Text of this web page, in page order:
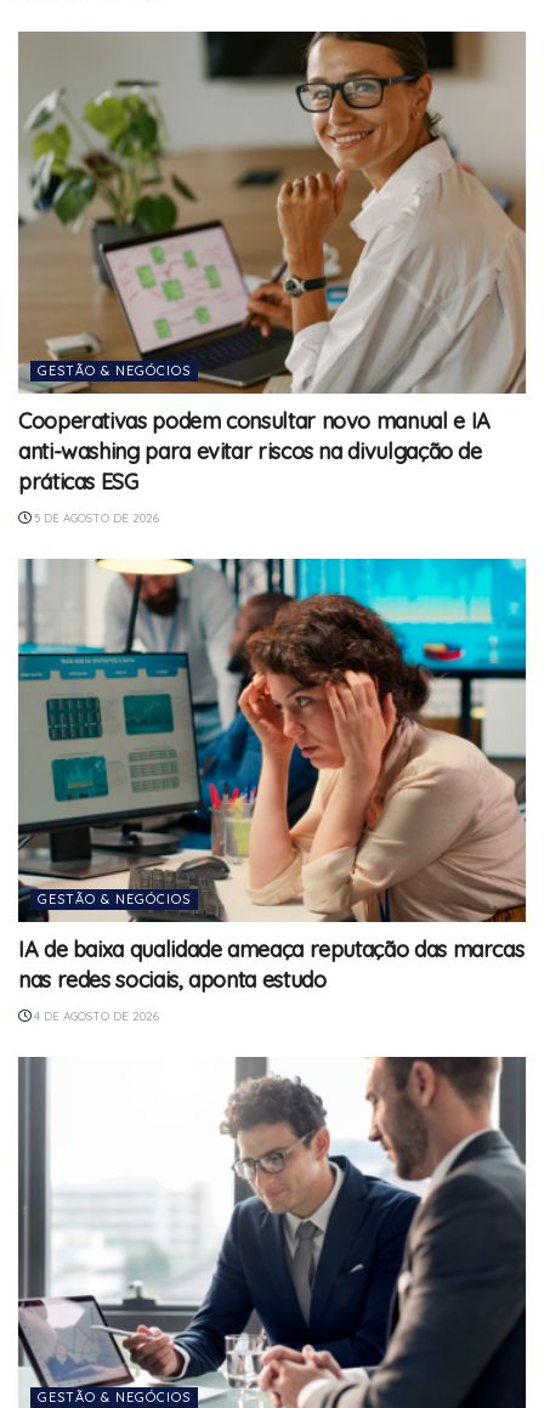
GESTÃO & NEGÓCIOS
Cooperativas podem consultar novo manual e IA
anti-washing para evitar riscos na divulgação de
práticas ESG
5 DE AGOSTO DE 2026
GESTÃO & NEGÓCIOS
IA de baixa qualidade ameaça reputação das marcas
nas redes sociais, aponta estudo
4 DE AGOSTO DE 2026
GESTÃO & NEGÓCIOS